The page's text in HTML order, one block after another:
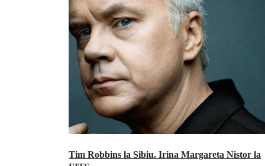
Tim Robbins la Sibiu. Irina Margareta Nistor la